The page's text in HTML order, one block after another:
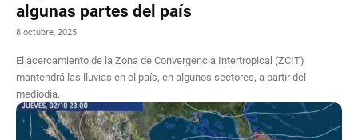
algunas partes del país
8 octubre, 2025
El acercamiento de la Zona de Convergencia Intertropical (ZCIT)
mantendrá las lluvias en el país, en algunos sectores, a partir del
mediodía.